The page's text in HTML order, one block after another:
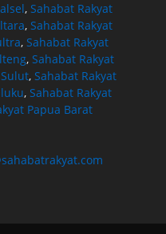
,Sahabat Rakyat
,Sahabat Rakyat
, Sahabat Rakyat
,Sahabat Rakyat
,Sahabat Rakyat
,Sahabat Rakyat
Papua Barat